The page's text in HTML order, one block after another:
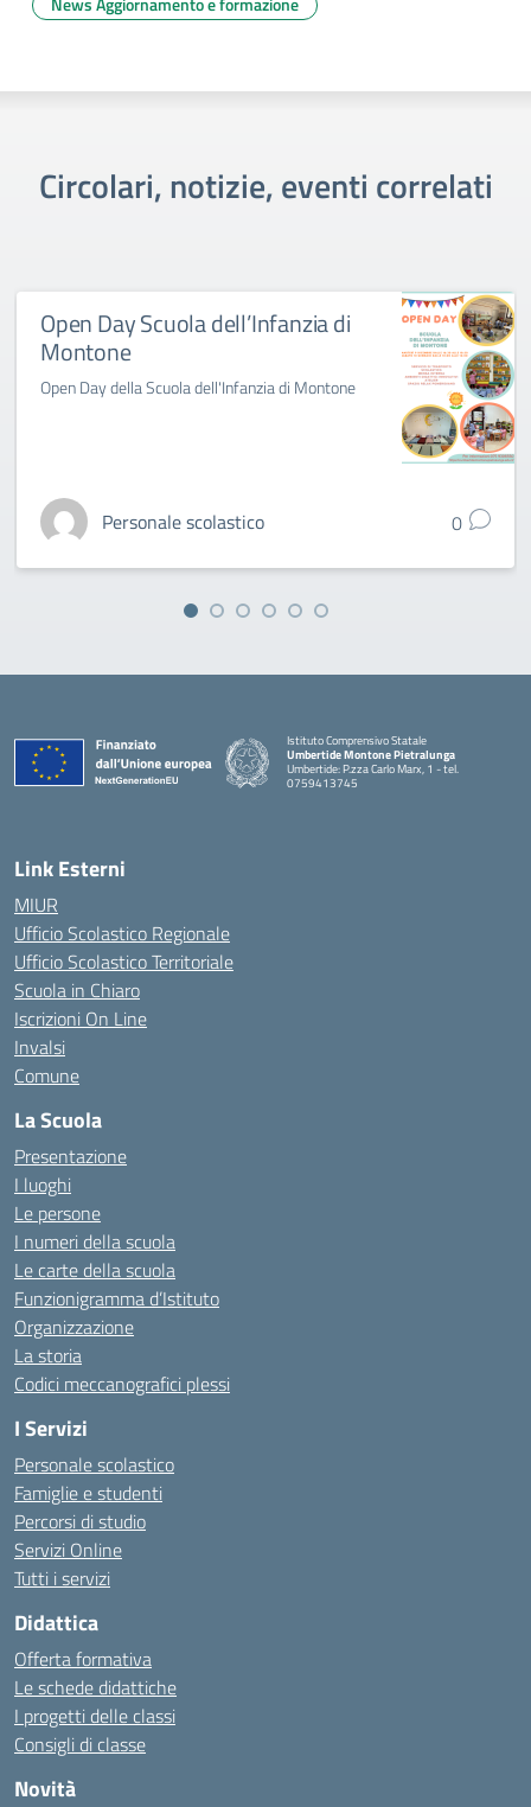
Circolari, notizie, eventi correlati
Open Day Scuola dell’Infanzia di
Montone
Open Day della Scuola dell'Infanzia di Montone
Personale scolastico 0
Istituto Comprensivo Statale
Umbertide Montone Pietralunga
Umbertide: P.zza Carlo Marx, 1 - tel.
0759413745
Link Esterni
MIUR
Ufficio Scolastico Regionale
Ufficio Scolastico Territoriale
Scuola in Chiaro
Iscrizioni On Line
Invalsi
Comune
La Scuola
Presentazione
I luoghi
Le persone
I numeri della scuola
Le carte della scuola
Funzionigramma d’Istituto
Organizzazione
La storia
Codici meccanografici plessi
I Servizi
Personale scolastico
Famiglie e studenti
Percorsi di studio
Servizi Online
Tutti i servizi
Didattica
Offerta formativa
Le schede didattiche
I progetti delle classi
Consigli di classe
Novità